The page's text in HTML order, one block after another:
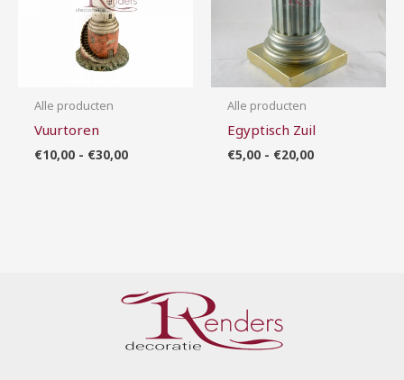
Alle producten
Vuurtoren
€10,00 - €30,00
Alle producten
Egyptisch Zuil
€5,00 - €20,00